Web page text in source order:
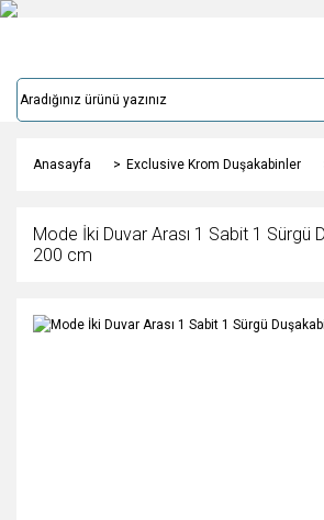
Anasayfa Exclusive Krom Duşakabinler
Mode İki Duvar Arası 1 Sabit 1 Sürgü
200 cm